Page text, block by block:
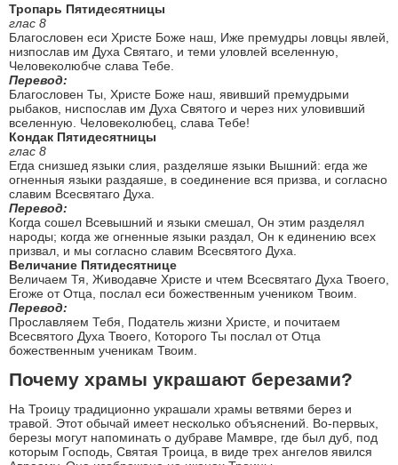
Тропарь Пятидесятницы
глас 8
Благословен еси Христе Боже наш, Иже премудры ловцы явлей,
низпослав им Духа Святаго, и теми уловлей вселенную,
Человеколюбче слава Тебе.
Перевод:
Благословен Ты, Христе Боже наш, явивший премудрыми
рыбаков, ниспослав им Духа Святого и через них уловивший
вселенную. Человеколюбец, слава Тебе!
Кондак Пятидесятницы
глас 8
Егда снизшед языки слия, разделяше языки Вышний: егда же
огненныя языки раздаяше, в соединение вся призва, и согласно
славим Всесвятаго Духа.
Перевод:
Когда сошел Всевышний и языки смешал, Он этим разделял
народы; когда же огненные языки раздал, Он к единению всех
призвал, и мы согласно славим Всесвятого Духа.
Величание Пятидесятнице
Величаем Тя, Живодавче Христе и чтем Всесвятаго Духа Твоего,
Егоже от Отца, послал еси божественным учеником Твоим.
Перевод:
Прославляем Тебя, Податель жизни Христе, и почитаем
Всесвятого Духа Твоего, Которого Ты послал от Отца
божественным ученикам Твоим.
Почему храмы украшают березами?
На Троицу традиционно украшали храмы ветвями берез и
травой. Этот обычай имеет несколько объяснений. Во-первых,
березы могут напоминать о дубраве Мамвре, где был дуб, под
которым Господь, Святая Троица, в виде трех ангелов явился